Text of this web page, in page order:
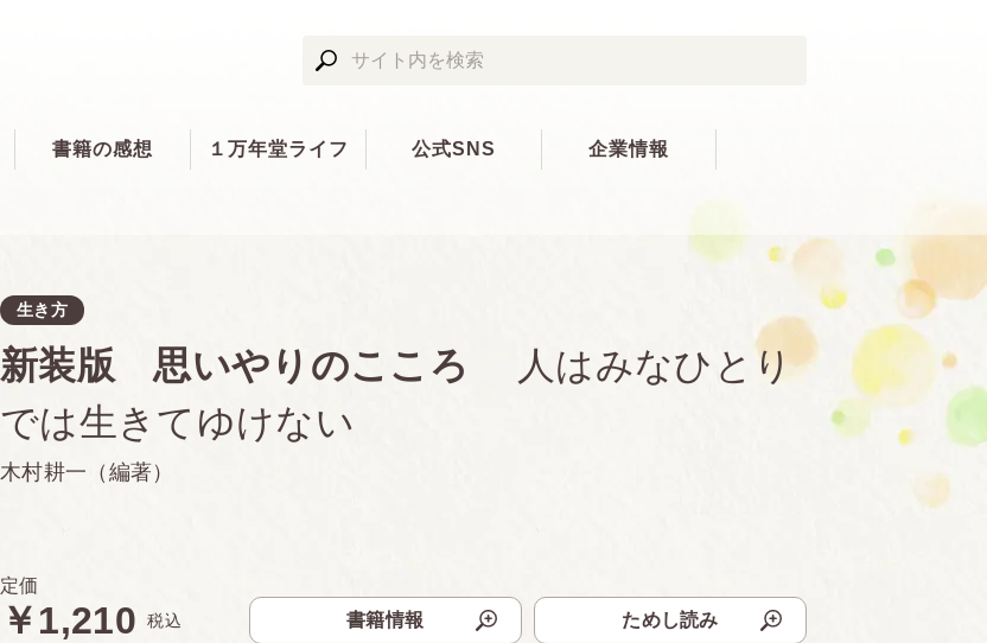
書籍の感想 １万年堂ライフ 公式SNS 企業情報
生き方
新装版 思いやりのこころ
人はみなひとり
では生きてゆけない
木村耕一（編著）
定価
￥1,210 税込 書籍情報 ためし読み